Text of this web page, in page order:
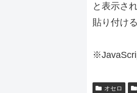
と表示さ
貼り付け
オセロ